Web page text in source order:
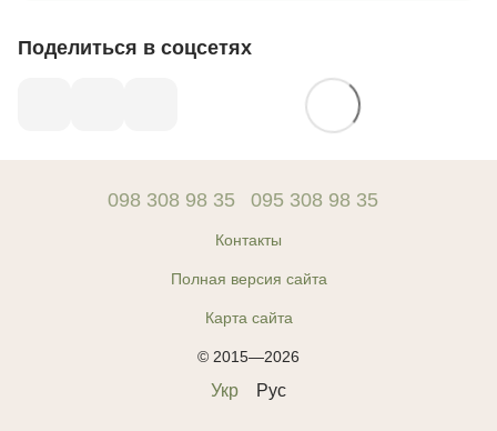
Поделиться в соцсетях
098 308 98 35 095 308 98 35
Контакты
Полная версия сайта
Карта сайта
© 2015—2026
Укр Рус